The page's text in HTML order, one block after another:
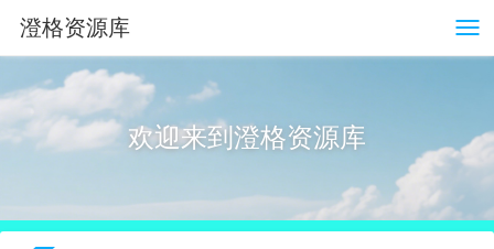
澄格资源库
欢迎来到澄格资源库